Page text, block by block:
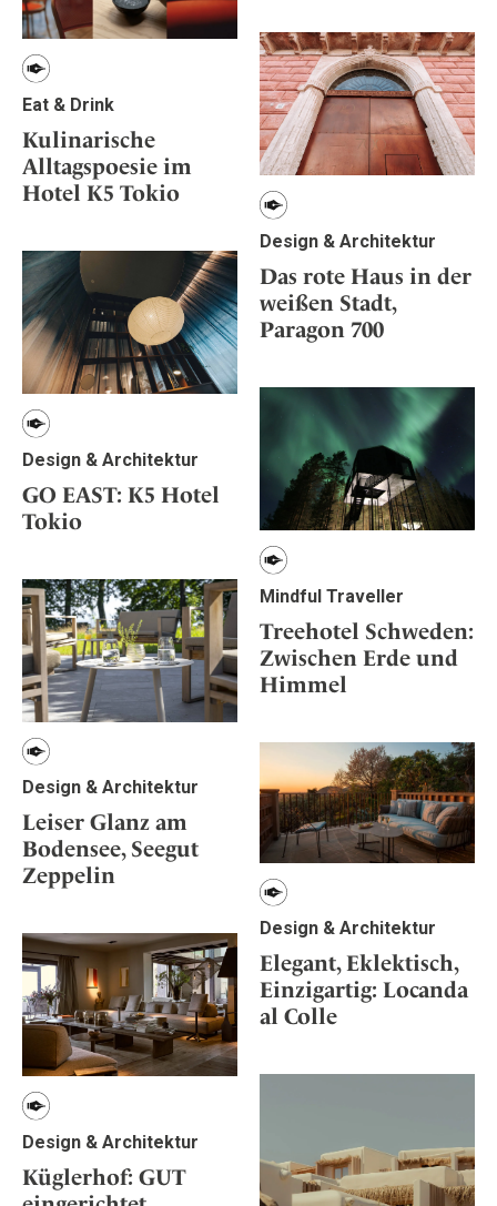
Eat & Drink
Kulinarische
Alltagspoesie im
Hotel K5 Tokio
Design & Architektur
Das rote Haus in der
weißen Stadt,
Paragon 700
Design & Architektur
GO EAST: K5 Hotel
Tokio
Mindful Traveller
Treehotel Schweden:
Zwischen Erde und
Himmel
Design & Architektur
Leiser Glanz am
Bodensee, Seegut
Zeppelin
Design & Architektur
Elegant, Eklektisch,
Einzigartig: Locanda
al Colle
Design & Architektur
Küglerhof: GUT